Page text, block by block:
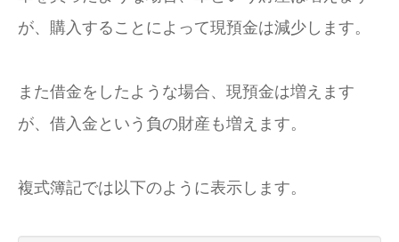
が、購入することによって現預金は減少します。
また借金をしたような場合、現預金は増えます
が、借入金という負の財産も増えます。
複式簿記では以下のように表示します。